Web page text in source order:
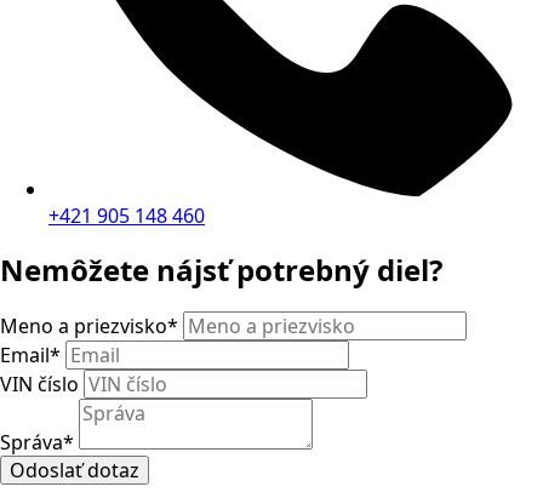
+421 905 148 460
Nemôžete nájsť potrebný diel?
Meno a priezvisko*
Email*
VIN číslo
Správa*
Odoslať dotaz